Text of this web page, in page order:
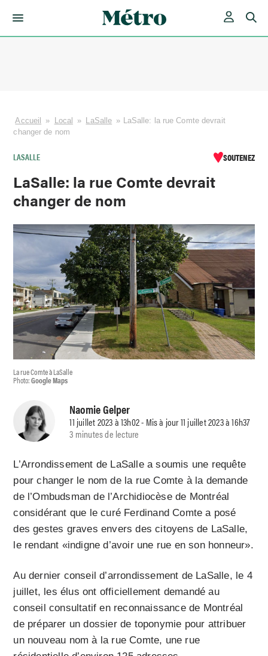
Accueil » Local » LaSalle » LaSalle: la rue Comte devrait
changer de nom
LASALLE SOUTENEZ
LaSalle: la rue Comte devrait
changer de nom
La rue Comte à LaSalle
Photo:Google Maps
Naomie Gelper
11 juillet 2023 à 13h02 - Mis à jour 11 juillet 2023 à 16h37
3 minutes de lecture
L’Arrondissement de LaSalle a soumis une requête
pour changer le nom de la rue Comte à la demande
de l’Ombudsman de l’Archidiocèse de Montréal
considérant que le curé Ferdinand Comte a posé
des gestes graves envers des citoyens de LaSalle,
le rendant «indigne d’avoir une rue en son honneur».
Au dernier conseil d’arrondissement de LaSalle, le 4
juillet, les élus ont officiellement demandé au
conseil consultatif en reconnaissance de Montréal
de préparer un dossier de toponymie pour attribuer
un nouveau nom à la rue Comte, une rue